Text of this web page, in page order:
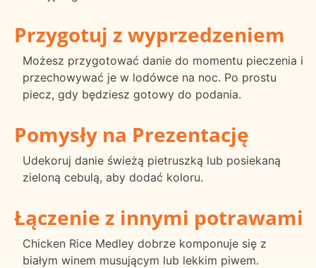
Przygotuj z wyprzedzeniem
Możesz przygotować danie do momentu pieczenia i
przechowywać je w lodówce na noc. Po prostu
piecz, gdy będziesz gotowy do podania.
Pomysły na Prezentację
Udekoruj danie świeżą pietruszką lub posiekaną
zieloną cebulą, aby dodać koloru.
Łączenie z innymi potrawami
Chicken Rice Medley dobrze komponuje się z
białym winem musującym lub lekkim piwem.